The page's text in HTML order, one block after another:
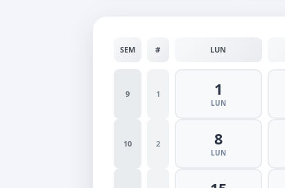
SEM # LUN
9 1 1
LUN
10 2 8
LUN